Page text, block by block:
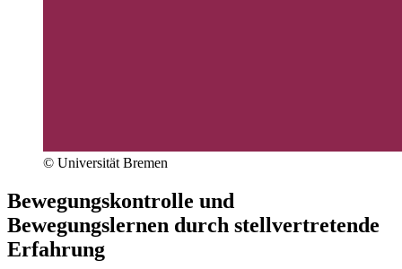
© Universität Bremen
Bewegungskontrolle und
Bewegungslernen durch stellvertretende
Erfahrung